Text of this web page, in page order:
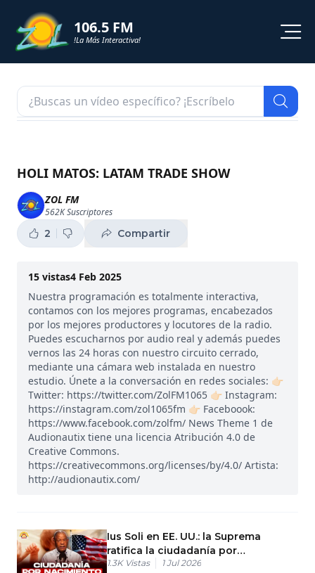
106.5 FM
!La Más Interactiva!
NOTICIAS
SHORTS
PODCAST
ZOL TV
HOLI MATOS: LATAM TRADE SHOW
ZOL FM
562KSuscriptores
2 Compartir
15 vistas4 Feb 2025
Nuestra programación es totalmente interactiva,
contamos con los mejores programas, encabezados
por los mejores productores y locutores de la radio.
Puedes escucharnos por audio real y además puedes
vernos las 24 horas con nuestro circuito cerrado,
mediante una cámara web instalada en nuestro
estudio. Únete a la conversación en redes sociales: 👉🏻
Twitter: https://twitter.com/ZolFM1065 👉🏻 Instagram:
https://instagram.com/zol1065fm 👉🏻 Faceboook:
https://www.facebook.com/zolfm/ News Theme 1 de
Audionautix tiene una licencia Atribución 4.0 de
Creative Commons.
https://creativecommons.org/licenses/by/4.0/ Artista:
http://audionautix.com/
Ius Soli en EE. UU.: la Suprema
ratifica la ciudadanía por
nacimiento
1.3K Vistas 1 Jul 2026